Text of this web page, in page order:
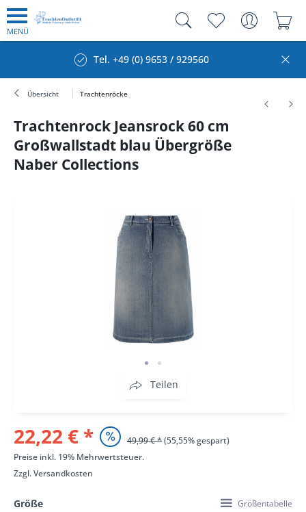
MENÜ
Tel. +49 (0) 9653 / 929560
Übersicht Trachtenröcke
Trachtenrock Jeansrock 60 cm
Großwallstadt blau Übergröße
Naber Collections
Teilen
22,22 € * 49,99 € *(55,55% gespart)
Preise inkl. 19% Mehrwertsteuer.
Zzgl.Versandkosten
Größe Größentabelle